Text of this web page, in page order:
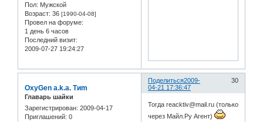
Пол: Мужской
Возраст: 36 [1990-04-08]
Провел на форуме:
1 день 6 часов
Последний визит:
2009-07-27 19:24:27
Поделиться 30
2009-
04-21 17:36:47
OxyGen a.k.a. Tиm
Главарь шайки
Зарегистрирован: 2009-04-17
Приглашений: 0
Тогда reacktiv@mail.ru (только
через Майл.Ру Агент)